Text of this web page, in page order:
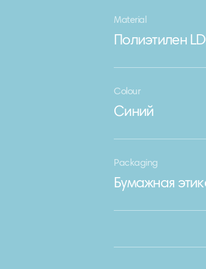
Material
Полиэтилен LD
Colour
Синий
Packaging
Бумажная